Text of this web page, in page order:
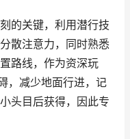
的关键，利用潜行技
散注意力，同时熟悉
路线，作为资深玩
，减少地面行进，记
头目后获得，因此专